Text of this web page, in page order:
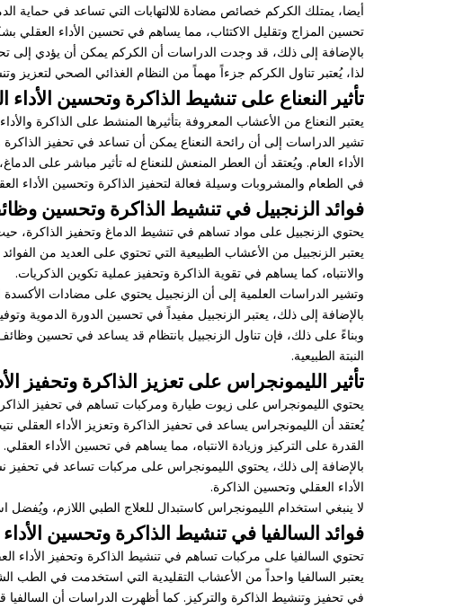
أيضا، يمتلك الكركم خصائص مضادة للالتهابات التي تساعد في حماية
تحسين المزاج وتقليل الاكتئاب، مما يساهم في تحسين الأداء العقلي
بالإضافة إلى ذلك، قد وجدت الدراسات أن الكركم يمكن أن يؤدي إلى
لذا، يُعتبر تناول الكركم جزءاً مهماً من النظام الغذائي الصحي لتعزيز
تأثير النعناع على تنشيط الذاكرة وتحسين الأداء
يعتبر النعناع من الأعشاب المعروفة بتأثيرها المنشط على الذاكرة
تشير الدراسات إلى أن رائحة النعناع يمكن أن تساعد في تحفيز
الأداء العام. ويُعتقد أن العطر المنعش للنعناع له تأثير مباشر على
في الطعام والمشروبات وسيلة فعالة لتحفيز الذاكرة وتحسين الأداء
فوائد الزنجبيل في تنشيط الذاكرة وتحسين
يحتوي الزنجبيل على مواد تساهم في تنشيط الدماغ وتحفيز الذاكرة،
يعتبر الزنجبيل من الأعشاب الطبيعية التي تحتوي على العديد من
والانتباه، كما يساهم في تقوية الذاكرة وتحفيز عملية تكوين الذكريات.
وتشير الدراسات العلمية إلى أن الزنجبيل يحتوي على مضادات
بالإضافة إلى ذلك، يعتبر الزنجبيل مفيداً في تحسين الدورة الدموية
وبناءً على ذلك، فإن تناول الزنجبيل بانتظام قد يساعد في تحسين
النبتة الطبيعية.
تأثير الليمونجراس على تعزيز الذاكرة وتحفيز
يحتوي الليمونجراس على زيوت طيارة ومركبات تساهم في تحفيز
يُعتقد أن الليمونجراس يساعد في تحفيز الذاكرة وتعزيز الأداء
القدرة على التركيز وزيادة الانتباه، مما يساهم في تحسين الأداء
بالإضافة إلى ذلك، يحتوي الليمونجراس على مركبات تساعد في تحفيز
الأداء العقلي وتحسين الذاكرة.
لا ينبغي استخدام الليمونجراس كاستبدال للعلاج الطبي اللازم،
فوائد السالفيا في تنشيط الذاكرة وتحسين
تحتوي السالفيا على مركبات تساهم في تنشيط الذاكرة وتحفيز
يعتبر السالفيا واحداً من الأعشاب التقليدية التي استخدمت في الطب
في تحفيز وتنشيط الذاكرة والتركيز. كما أظهرت الدراسات أن السالفيا